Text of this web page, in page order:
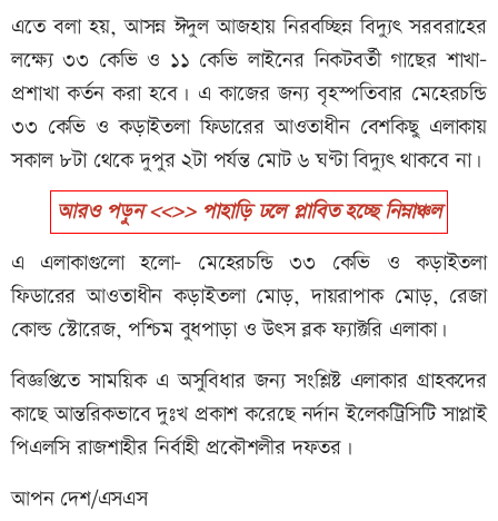
এতে বলা হয়, আসন্ন ঈদুল আজহায় নিরবচ্ছিন্ন বিদ্যুৎ সরবরাহের
লক্ষ্যে ৩৩ কেভি ও ১১ কেভি লাইনের নিকটবর্তী গাছের শাখা-
প্রশাখা কর্তন করা হবে। এ কাজের জন্য বৃহস্পতিবার মেহেরচন্ডি
৩৩ কেভি ও কড়াইতলা ফিডারের আওতাধীন বেশকিছু এলাকায়
সকাল ৮টা থেকে দুপুর ২টা পর্যন্ত মোট ৬ ঘণ্টা বিদ্যুৎ থাকবে না।
আরও পড়ুন <<>> পাহাড়ি ঢলে প্লাবিত হচ্ছে নিম্নাঞ্চল
এ এলাকাগুলো হলো- মেহেরচন্ডি ৩৩ কেভি ও কড়াইতলা
ফিডারের আওতাধীন কড়াইতলা মোড়, দায়রাপাক মোড়, রেজা
কোল্ড স্টোরেজ, পশ্চিম বুধপাড়া ও উৎস ব্লক ফ্যাক্টরি এলাকা।
বিজ্ঞপ্তিতে সাময়িক এ অসুবিধার জন্য সংশ্লিষ্ট এলাকার গ্রাহকদের
কাছে আন্তরিকভাবে দুঃখ প্রকাশ করেছে নর্দান ইলেকট্রিসিটি সাপ্লাই
পিএলসি রাজশাহীর নির্বাহী প্রকৌশলীর দফতর।
আপন দেশ/এসএস